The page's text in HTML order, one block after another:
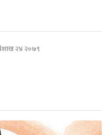
२४ २०७९